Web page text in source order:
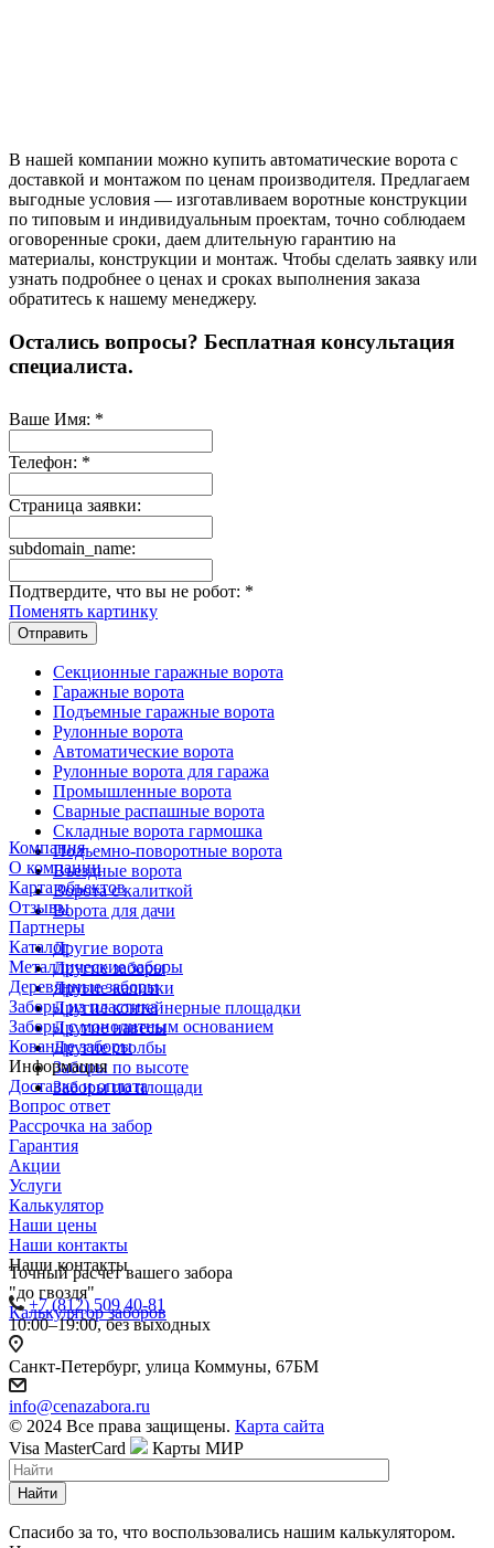
В нашей компании можно купить автоматические ворота с
доставкой и монтажом по ценам производителя. Предлагаем
выгодные условия — изготавливаем воротные конструкции
по типовым и индивидуальным проектам, точно соблюдаем
оговоренные сроки, даем длительную гарантию на
материалы, конструкции и монтаж. Чтобы сделать заявку или
узнать подробнее о ценах и сроках выполнения заказа
обратитесь к нашему менеджеру.
Остались вопросы? Бесплатная консультация
специалиста.
Ваше Имя: *
Телефон: *
Страница заявки:
subdomain_name:
Подтвердите, что вы не робот: *
Поменять картинку
Отправить
Секционные гаражные ворота
Гаражные ворота
Подъемные гаражные ворота
Рулонные ворота
Автоматические ворота
Рулонные ворота для гаража
Промышленные ворота
Сварные распашные ворота
Складные ворота гармошка
Подъемно-поворотные ворота
Въездные ворота
Ворота с калиткой
Ворота для дачи
Другие ворота
Другие заборы
Другие калитки
Другие контейнерные площадки
Другие навесы
Другие столбы
Заборы по высоте
Заборы по площади
Точный расчет вашего забора
"до гвоздя"
Калькулятор заборов
Компания
О компании
Карта объектов
Отзывы
Партнеры
Каталог
Металлические заборы
Деревянные заборы
Заборы из пластика
Заборы с монолитным основанием
Кованые заборы
Информация
Доставка и оплата
Вопрос ответ
Рассрочка на забор
Гарантия
Акции
Услуги
Калькулятор
Наши цены
Наши контакты
Наши контакты
+7 (812) 509 40-81
10:00–19:00, без выходных
Санкт-Петербург, улица Коммуны, 67БМ
info@cenazabora.ru
© 2024 Все права защищены. Карта сайта
Visa MasterCard Карты МИР
Найти
Спасибо за то, что воспользовались нашим калькулятором.